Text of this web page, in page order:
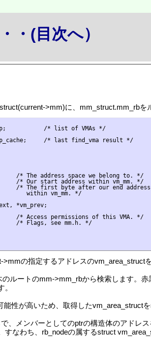
・(目次へ）
>mm)に、mm_struct.mm_rbを
/* list of VMAs */
/* last find_vma result */
/* The address space we belong to. */
/* Our start address within vm_mm. */
/* The first byte after our end address
within vm_mm. */
*vm_prev;
/* Access permissions of this VMA. */
/* Flags, see mm.h. */
の指定するアドレスのvm_area_struct
ルートのmm->mm_rbから検索します。
性が高いため、取得したvm_area_struct
、メンバーとしてのptrの構造体のアドレ
なわち、rb_nodeの属するstruct